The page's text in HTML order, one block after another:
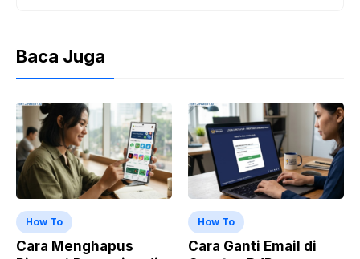
Baca Juga
How To
Cara Menghapus
How To
Cara Ganti Email di